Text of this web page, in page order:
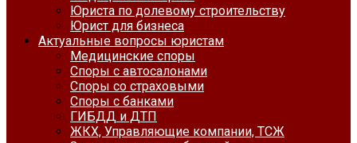
Юриста по долевому строительству
Юрист для бизнеса
Актуальные вопросы юристам
Медицинские споры
Споры с автосалонами
Споры со страховыми
Споры с банками
ГИБДД и ДТП
ЖКХ, Управляющие компании, ТСЖ